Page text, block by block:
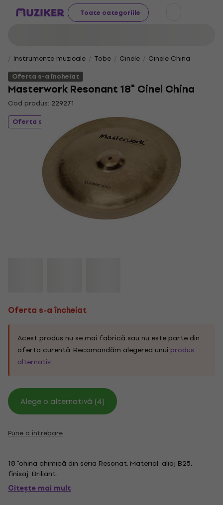
Toate categoriile
Instrumente muzicale Tobe Cinele
Cinele China
Oferta s-a încheiat
Masterwork Resonant 18" Cinel China
Cod produs: 229271
Oferta s-a încheiat
Oferta s-a încheiat
Acest produs nu se mai fabrică sau nu este parte din
oferta curentă. Recomandăm alegerea unui produs
alternativ.
Alege o alternativă (4)
Pune o intrebare
18 "china chimică din seria Resonat. Material: aliaj B25,
finisaj: Briliant. .
Citește mai mult